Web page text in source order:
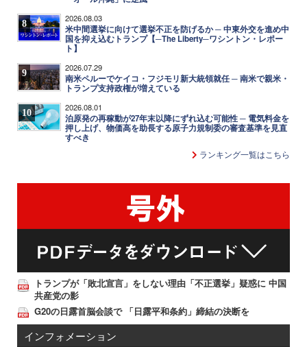
8 2026.08.03
米中間選挙に向けて選挙不正を防げるか ─ 中東外交を進め中
国を抑え込むトランプ【─The Liberty─ワシントン・レポー
ト】
9 2026.07.29
南米ペルーでケイコ・フジモリ新大統領就任 ─ 南米で親米・
トランプ支持政権が増えている
10 2026.08.01
泊原発の再稼動が27年末以降にずれ込む可能性 ─ 電気料金を
押し上げ、物価高を助長する原子力規制委の審査基準を見直
すべき
ランキング一覧はこちら
トランプが「敗北宣言」をしない理由「不正選挙」疑惑に 中国
共産党の影
G20の日露首脳会談で 「日露平和条約」締結の決断を
インフォメーション